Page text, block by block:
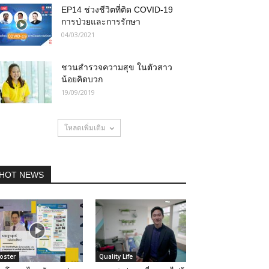
EP14 ช่วงชีวิตที่ติด COVID-19
การป่วยและการรักษา
04/03/2021
ชวนสำรวจความสุข ในตัวสาว
น้อยคิดบวก
19/09/2019
โหลดเพิ่มเติม
NEWS
Quality Life